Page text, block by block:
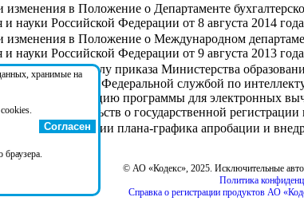
в Положение о Департаменте
науки Российской Федерации от 8 августа 2014
изменения в Положение о Международном
науки Российской Федерации от 9 августа 2013
утратившим силу приказа Министерства
исполнения Федеральной службой по
регистрацию программы для электронных
свидетельств о государственной
- Об утверждении плана-графика апробации и
© АО «Кодекс», 2025. Исключительные
Политика
Справка о регистрации продуктов АО
хранимые на
Согласен